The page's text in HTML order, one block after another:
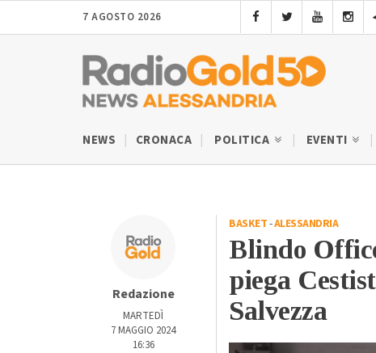
7 AGOSTO 2026
NEWS CRONACA POLITICA EVENTI
Redazione
MARTEDÌ
7 MAGGIO 2024
16:36
BASKET-ALESSANDRIA
Blindo
piega
Salvezza